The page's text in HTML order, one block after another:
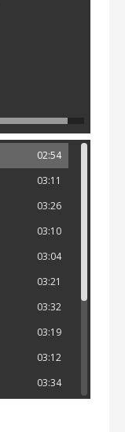
02:54
03:11
03:26
03:10
03:04
03:21
03:32
03:19
03:12
03:34